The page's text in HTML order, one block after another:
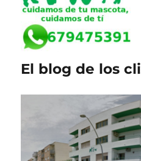
El blog de los